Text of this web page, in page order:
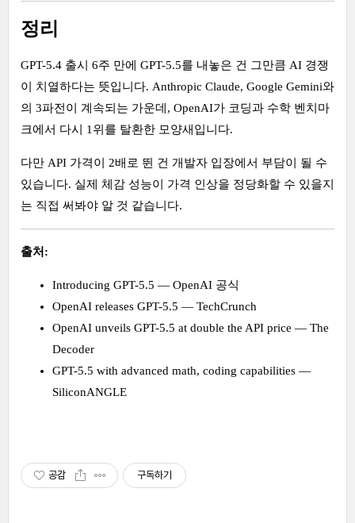
정리
GPT-5.4 출시 6주 만에 GPT-5.5를 내놓은 건 그만큼 AI 경쟁
이 치열하다는 뜻입니다. Anthropic Claude, Google Gemini와
의 3파전이 계속되는 가운데, OpenAI가 코딩과 수학 벤치마
크에서 다시 1위를 탈환한 모양새입니다.
다만 API 가격이 2배로 뛴 건 개발자 입장에서 부담이 될 수
있습니다. 실제 체감 성능이 가격 인상을 정당화할 수 있을지
는 직접 써봐야 알 것 같습니다.
출처:
Introducing GPT-5.5 — OpenAI 공식
OpenAI releases GPT-5.5 — TechCrunch
OpenAI unveils GPT-5.5 at double the API price — The
Decoder
GPT-5.5 with advanced math, coding capabilities —
SiliconANGLE
공감 구독하기